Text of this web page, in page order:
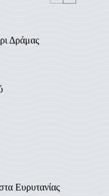
Δράμας
Ευρυτανίας